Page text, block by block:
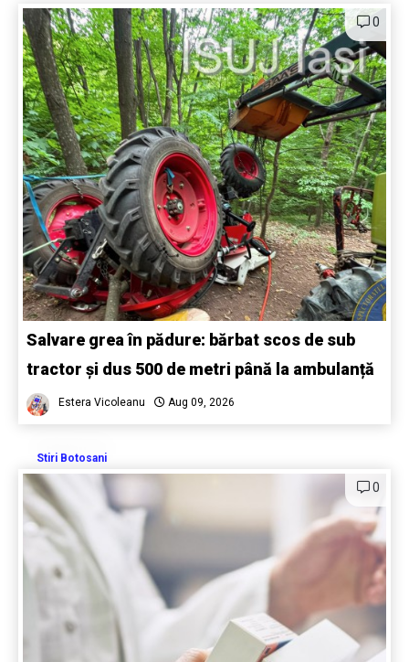
0
Salvare grea în pădure: bărbat scos de sub
tractor și dus 500 de metri până la ambulanță
Estera Vicoleanu Aug 09, 2026
Stiri Botosani
0